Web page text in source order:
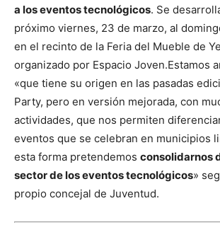
a los eventos tecnológicos. Se
próximo viernes, 23 de marzo, al
en el recinto de la Feria del Mueble de
organizado por Espacio Joven.Estamos
«que tiene su origen en las pasadas
Party, pero en versión mejorada, con
actividades, que nos permiten
eventos que se celebran en municipios
esta forma pretendemos consolidarnos
sector de los eventos tecnológicos»
propio concejal de Juventud.